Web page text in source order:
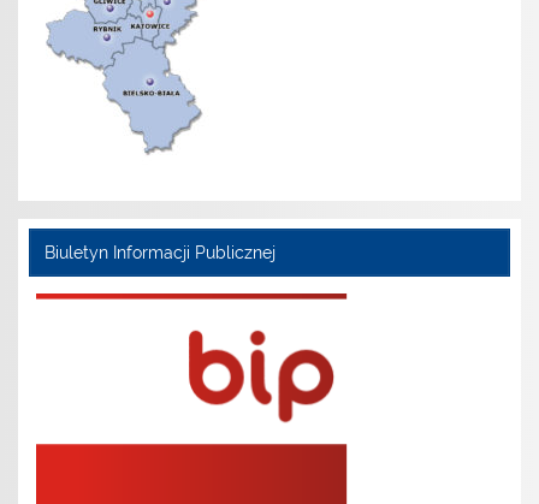
Biuletyn Informacji Publicznej